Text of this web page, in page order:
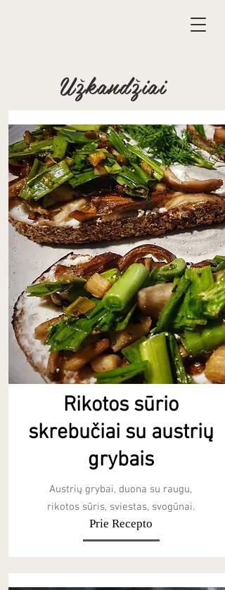
Užkandžiai
Rikotos sūrio
skrebučiai su austrių
grybais
Austrių grybai, duona su raugu,
rikotos sūris, sviestas, svogūnai.
Prie Recepto